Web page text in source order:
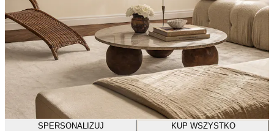
SPERSONALIZUJ KUP WSZYSTKO